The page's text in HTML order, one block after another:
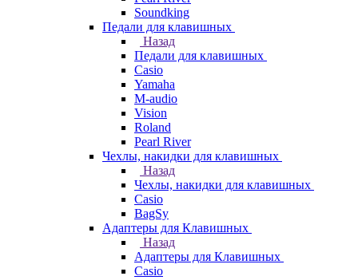
Soundking
Педали для клавишных
Назад
Педали для клавишных
Casio
Yamaha
M-audio
Vision
Roland
Pearl River
Чехлы, накидки для клавишных
Назад
Чехлы, накидки для клавишных
Casio
BagSy
Адаптеры для Клавишных
Назад
Адаптеры для Клавишных
Casio